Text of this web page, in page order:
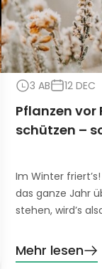
3 AB 12 DEC
Pflanzen vor
schützen –
Im Winter
das ganze Jahr
stehen, wird’s
harten Bäume,
Blumen in
Mehr lesen